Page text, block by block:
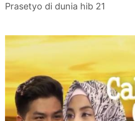
Prasetyo di dunia hib 21